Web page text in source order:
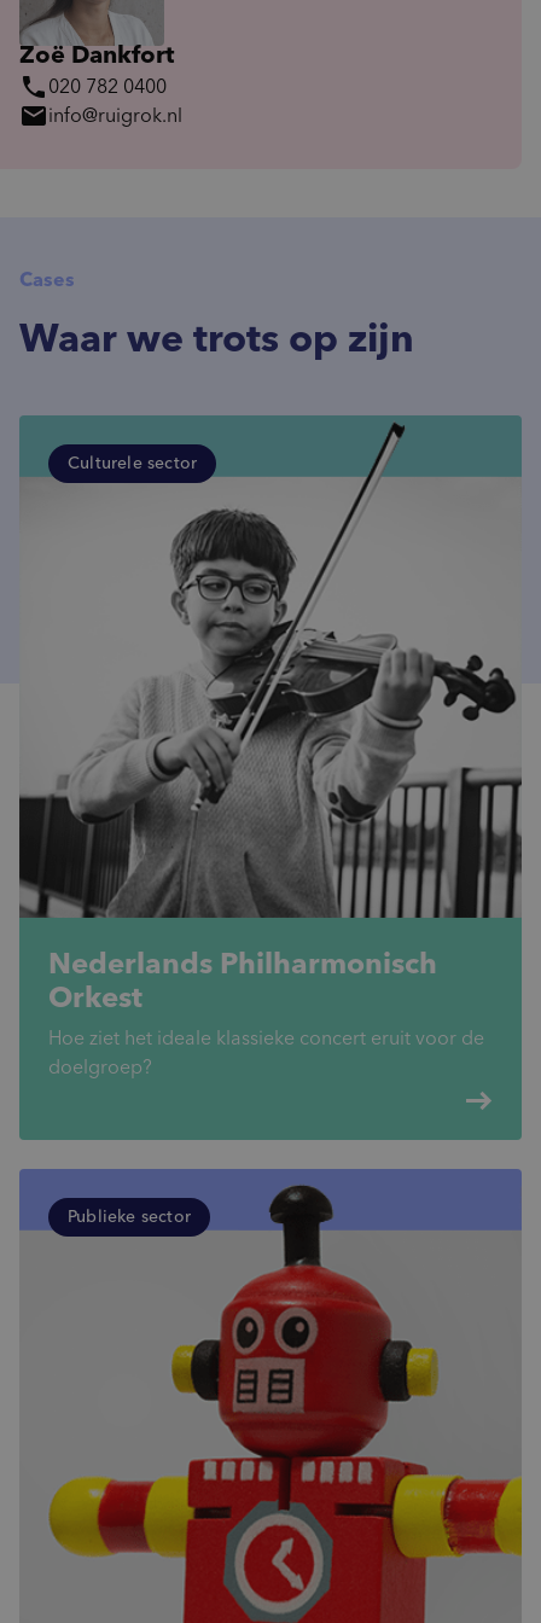
Zoë Dankfort
phone 020 782 0400
mailinfo@ruigrok.nl
Waar we trots op zijn
Cases
Culturele sector
Nederlands Philharmonisch
Orkest
Hoe ziet het ideale klassieke concert eruit voor de
doelgroep?
east
Publieke sector